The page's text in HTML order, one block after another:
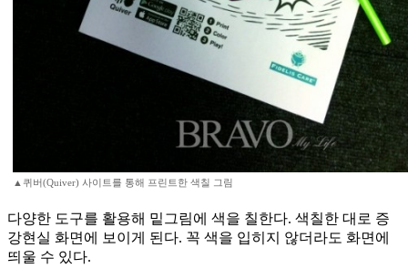
▲퀴버(Quiver) 사이트를 통해 프린트한 색칠 그림
다양한 도구를 활용해 밑그림에 색을 칠한다. 색칠한 대로 증
강현실 화면에 보이게 된다. 꼭 색을 입히지 않더라도 화면에
띄울 수 있다.